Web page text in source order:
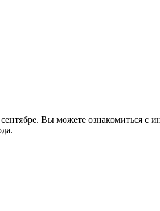
Вы можете ознакомиться с